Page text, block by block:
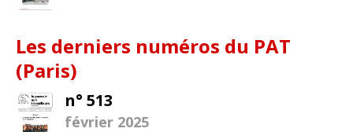
Les derniers numéros du PAT
(Paris)
n° 513
février 2025